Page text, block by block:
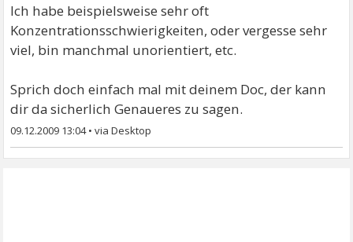
Ich habe beispielsweise sehr oft
Konzentrationsschwierigkeiten, oder vergesse sehr
viel, bin manchmal unorientiert, etc.
Sprich doch einfach mal mit deinem Doc, der kann
dir da sicherlich Genaueres zu sagen.
09.12.2009 13:04•